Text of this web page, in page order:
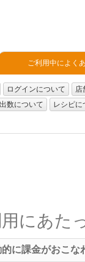
ご利用中によく
ログインについて
出数について レシピに
にあた
に課金がおこな